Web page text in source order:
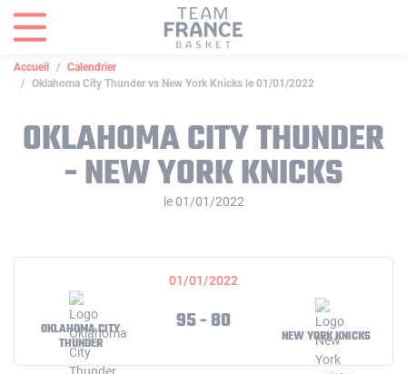
Accueil
Calendrier
Oklahoma City Thunder vs New York Knicks le 01/01/2022
OKLAHOMA CITY THUNDER
- NEW YORK KNICKS
le 01/01/2022
01/01/2022
OKLAHOMA CITY
THUNDER
95 - 80
NEW YORK KNICKS
Panneau de gestion des cookies